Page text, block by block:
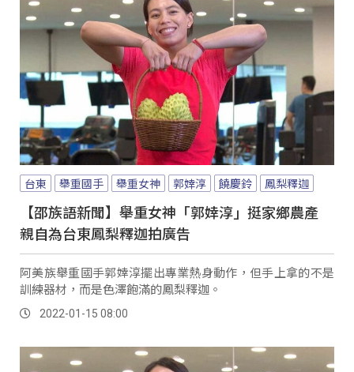
台東 舉重國手 舉重女神 郭婞淳 饒慶鈴 鳳梨釋迦
【邵族語新聞】舉重女神「郭婞淳」挺家鄉農產
親自為台東鳳梨釋迦拍廣告
阿美族舉重國手郭婞淳擺出專業熱身動作，但手上拿的不是
訓練器材，而是色澤飽滿的鳳梨釋迦。
2022-01-15 08:00